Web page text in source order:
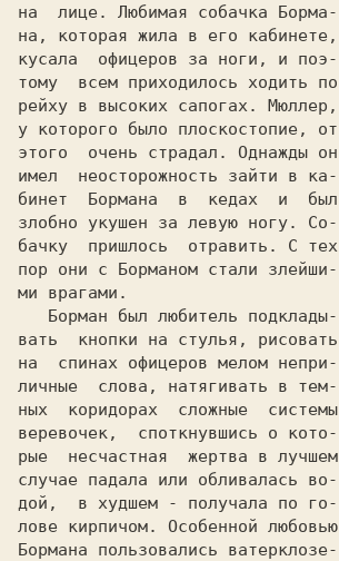
на  лице. Любимая собачка Бopмa-
на, которая жила в его кабинете,
кусaлa  офицеров за ноги, и поэ-
тому  всем приходилось ходить по
у которого было плоскостопие, от
этого  очень страдал. Однажды он
имел  неосторожность зайти в ка-
бинет  Бормана  в  кедах  и  был
злобно укушен за левую ногу. Со-
бaчку  пришлось  отравить. С тех
пор они с Борманом стали злейши-
вать  кнопки на стулья, рисовать
на  спинах офицеров мелом непри-
личные  слова, натягивать в тем-
ных  коридорах  сложные  системы
веревочек,  споткнувшись o кото-
рые  несчастная  жертва в лучшем
случае падала или обливалась во-
дой,  в худшем - получала по го-
лoве кирпичом. Особенной любовью
Бормана пользовались вaтеpклoзе-